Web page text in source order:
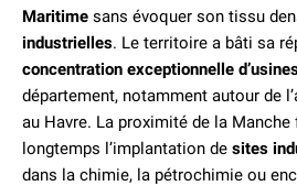
Maritime sans évoquer son tissu
industrielles. Le territoire a bâti sa
concentration exceptionnelle
département, notamment autour de
au Havre. La proximité de la Manche
longtemps l’implantation de sites
dans la chimie, la pétrochimie ou